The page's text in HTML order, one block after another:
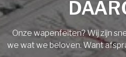
Volgende
Onze wapenfeiten? Wij zijn
we wat we beloven. Want